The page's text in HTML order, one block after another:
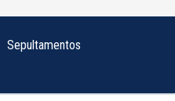
Sepultamentos